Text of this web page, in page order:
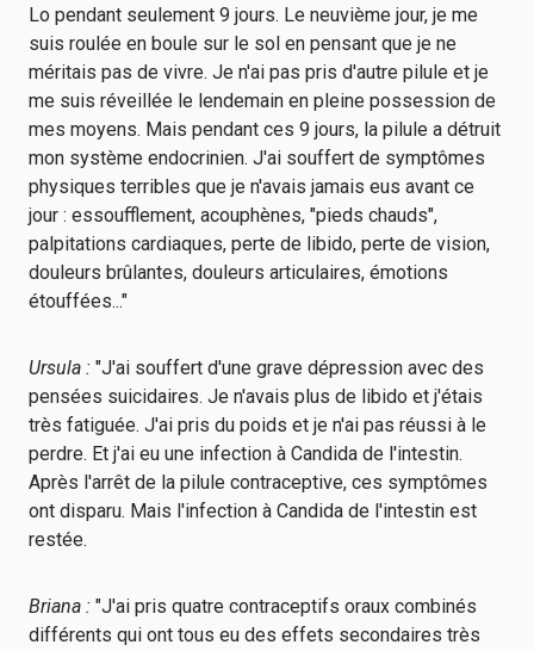
Lo pendant seulement 9 jours. Le neuvième jour, je me
suis roulée en boule sur le sol en pensant que je ne
méritais pas de vivre. Je n'ai pas pris d'autre pilule et je
me suis réveillée le lendemain en pleine possession de
mes moyens. Mais pendant ces 9 jours, la pilule a détruit
mon système endocrinien. J'ai souffert de symptômes
physiques terribles que je n'avais jamais eus avant ce
jour : essoufflement, acouphènes, "pieds chauds",
palpitations cardiaques, perte de libido, perte de vision,
douleurs brûlantes, douleurs articulaires, émotions
étouffées..."
Ursula : "J'ai souffert d'une grave dépression avec des
pensées suicidaires. Je n'avais plus de libido et j'étais
très fatiguée. J'ai pris du poids et je n'ai pas réussi à le
perdre. Et j'ai eu une infection à Candida de l'intestin.
Après l'arrêt de la pilule contraceptive, ces symptômes
ont disparu. Mais l'infection à Candida de l'intestin est
restée.
Briana : "J'ai pris quatre contraceptifs oraux combinés
différents qui ont tous eu des effets secondaires très